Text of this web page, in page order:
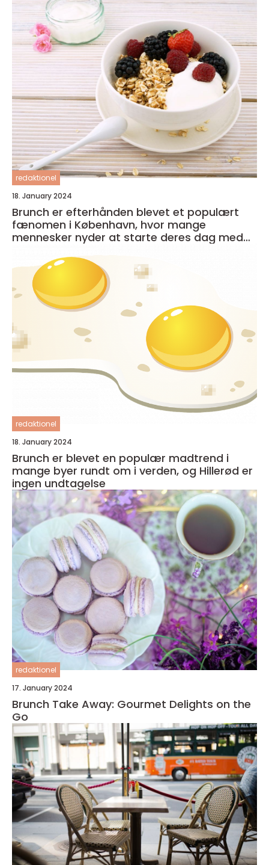
redaktionel
18. January 2024
Brunch er efterhånden blevet et populært
fænomen i København, hvor mange
mennesker nyder at starte deres dag med
redaktionel
18. January 2024
Brunch er blevet en populær madtrend i
mange byer rundt om i verden, og Hillerød er
ingen undtagelse
redaktionel
17. January 2024
Brunch Take Away: Gourmet Delights on the
Go